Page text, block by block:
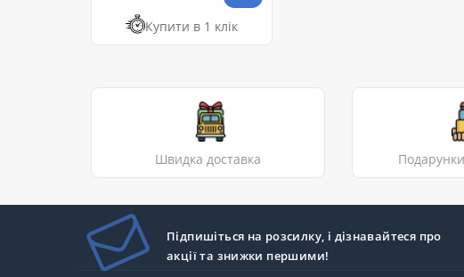
Купити в 1 клік
Швидка доставка
Підпишіться на розсилку, і дізнавайтеся про
акції та знижки першими!